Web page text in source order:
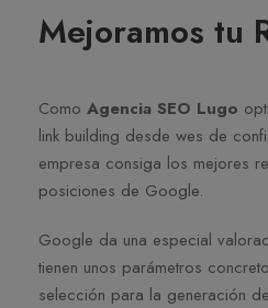
Mejoramos tu
Como Agencia SEO Lugo
link building desde wes de
empresa consiga los mejores
posiciones de Google.
Google da una especial
tienen unos parámetros
selección para la generación